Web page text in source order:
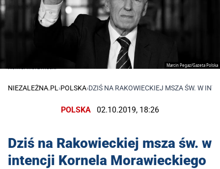
Marcin Pegaz/Gazeta Polska
Kornel Morawiecki
NIEZALEŻNA.PL›POLSKA›DZIŚ NA RAKOWIECKIEJ MSZA ŚW. W
POLSKA 02.10.2019, 18:26
Dziś na Rakowieckiej msza św. w
intencji Kornela Morawieckiego